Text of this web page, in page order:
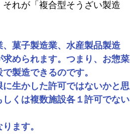
れが「複合型そうざい製造
、菓子製造業、水産製品製造
められます。つまり、お惣菜
製造できるのです。
生かした許可ではないかと思
くは複数施設各１許可でない
ます。